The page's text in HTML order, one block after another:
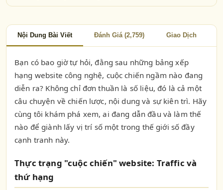
Nội Dung Bài Viết Đánh Giá (2,759) Giao Dịch
Bạn có bao giờ tự hỏi, đằng sau những bảng xếp
hạng website công nghệ, cuộc chiến ngầm nào đang
diễn ra? Không chỉ đơn thuần là số liệu, đó là cả một
câu chuyện về chiến lược, nội dung và sự kiên trì. Hãy
cùng tôi khám phá xem, ai đang dẫn đầu và làm thế
nào để giành lấy vị trí số một trong thế giới số đầy
cạnh tranh này.
Thực trạng "cuộc chiến" website: Traffic và
thứ hạng